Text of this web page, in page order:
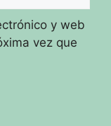
y web
vez que